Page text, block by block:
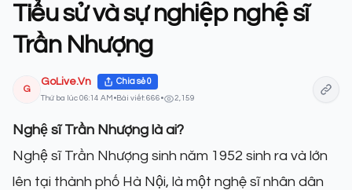
Tiểu sử và sự nghiệp nghệ sĩ
Trần Nhượng
G
GoLive.Vn Chia sẻ0
Thứ ba lúc 06:14 AM • Bài viết: 666 • 2,159
Nghệ sĩ Trần Nhượng là ai?
Nghệ sĩ Trần Nhượng sinh năm 1952 sinh ra và lớn
lên tại thành phố Hà Nội, là một nghệ sĩ nhân dân